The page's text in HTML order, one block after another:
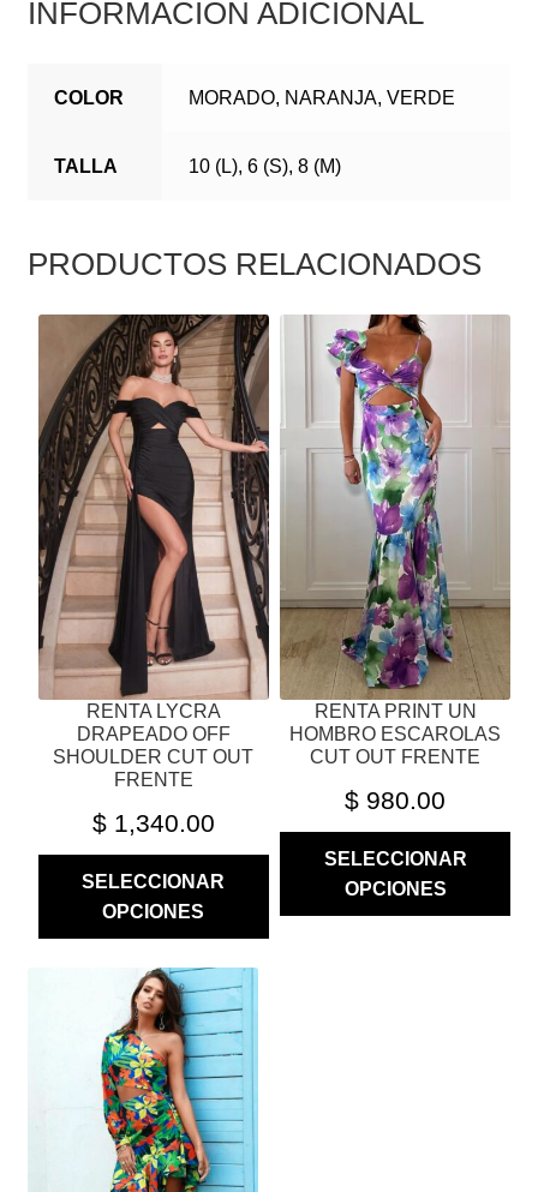
INFORMACIÓN ADICIONAL
COLOR MORADO, NARANJA, VERDE
TALLA 10 (L), 6 (S), 8 (M)
PRODUCTOS RELACIONADOS
RENTA LYCRA
DRAPEADO OFF
SHOULDER CUT OUT
FRENTE
$1,340.00
SELECCIONAR
OPCIONES
PRODUCTO
TIENE
MÚLTIPLES
VARIANTES.
LAS
OPCIONES
SE
PUEDEN
ELEGIR
EN
LA
PÁGINA
PRODUCTO
RENTA PRINT UN
HOMBRO ESCAROLAS
CUT OUT FRENTE
$ 980.00
SELECCIONAR
OPCIONES
PRODUCTO
MÚLTIPLES
VARIANTES.
OPCIONES
ELEGIR
LA
PÁGINA
PRODUCTO
PRODUCTO
MÚLTIPLES
VARIANTES.
OPCIONES